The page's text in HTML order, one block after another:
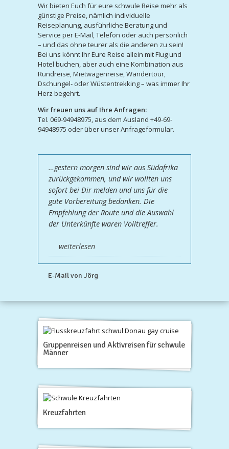
Wir bieten Euch für eure schwule Reise mehr als
günstige Preise, nämlich individuelle
Reiseplanung, ausführliche Beratung und
Service per E-Mail, Telefon oder auch persönlich
– und das ohne teurer als die anderen zu sein!
Bei uns könnt Ihr Eure Reise allein mit Flug und
Hotel buchen, aber auch eine Kombination aus
Rundreise, Mietwagenreise, Wandertour,
Dschungel- oder Wüstentrekking – was immer Ihr
Herz begehrt.
Wir freuen uns auf Ihre Anfragen:
Tel. 069-94948975, aus dem Ausland +49-69-
94948975 oder über unser Anfrageformular.
…gestern morgen sind wir aus Südafrika
zurückgekommen, und wir wollten uns
sofort bei Dir melden und uns für die
gute Vorbereitung bedanken. Die
Empfehlung der Route und die Auswahl
der Unterkünfte waren Volltreffer.
weiterlesen
E-Mail von Jörg
Gruppenreisen und Aktivreisen für schwule
Männer
Kreuzfahrten